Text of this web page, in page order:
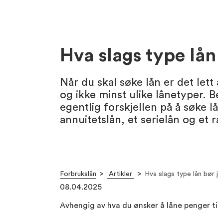
Hva slags type
Når du skal søke lån er det
og ikke minst ulike lånetyper.
egentlig forskjellen på å søke
annuitetslån, et serielån og et
Forbrukslån Artikler Hva slags type lån bør
08.04.2025
Avhengig av hva du ønsker å låne penger